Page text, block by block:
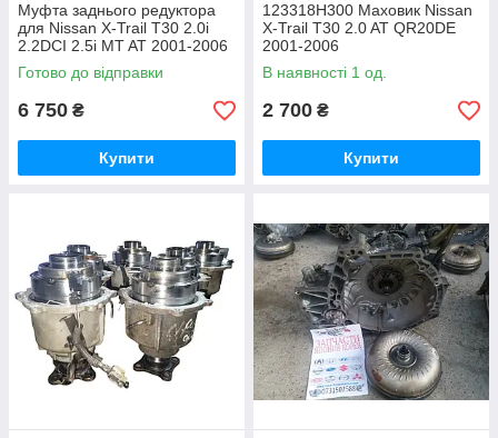
Муфта заднього редуктора
для Nissan X-Trail T30 2.0i
2.2DCI 2.5i MT AT 2001-2006
387618H500
Готово до відправки
6 750 ₴
Купити
123318H300 Маховик Nissan
X-Trail T30 2.0 AT QR20DE
2001-2006
В наявності 1 од.
2 700 ₴
Купити